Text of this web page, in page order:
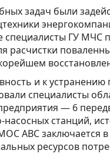
задач были
специалисты ГУ МЧС
расчистки
и к
специалисты
— 6
станций,
АВС заключается
ресурсов